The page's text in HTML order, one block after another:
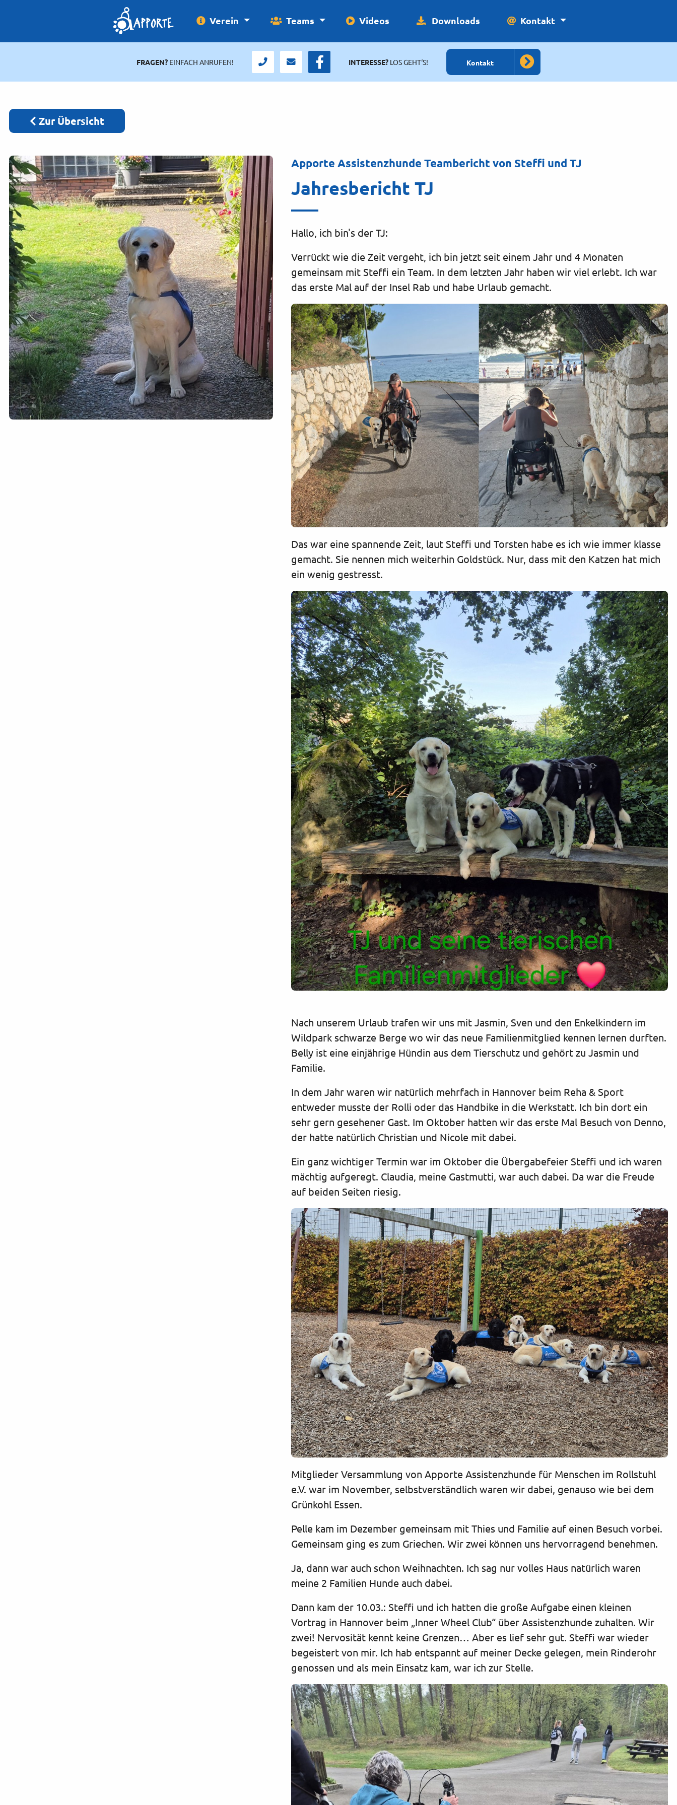
Verein Teams Videos Downloads Kontakt
FRAGEN? EINFACH ANRUFEN! INTERESSE? LOS GEHT‘S! Kontakt
Zurück zur Übersicht
Zur Übersicht
Apporte Assistenzhunde Teambericht von Steffi und TJ
Jahresbericht TJ
Hallo, ich bin's der TJ:
Verrückt wie die Zeit vergeht, ich bin jetzt seit einem Jahr und 4 Monaten
gemeinsam mit Steffi ein Team. In dem letzten Jahr haben wir viel erlebt. Ich war
das erste Mal auf der Insel Rab und habe Urlaub gemacht.
Das war eine spannende Zeit, laut Steffi und Torsten habe es ich wie immer klasse
gemacht. Sie nennen mich weiterhin Goldstück. Nur, dass mit den Katzen hat mich
ein wenig gestresst.
Nach unserem Urlaub trafen wir uns mit Jasmin, Sven und den Enkelkindern im
Wildpark schwarze Berge wo wir das neue Familienmitglied kennen lernen durften.
Belly ist eine einjährige Hündin aus dem Tierschutz und gehört zu Jasmin und
Familie.
In dem Jahr waren wir natürlich mehrfach in Hannover beim Reha & Sport
entweder musste der Rolli oder das Handbike in die Werkstatt. Ich bin dort ein
sehr gern gesehener Gast. Im Oktober hatten wir das erste Mal Besuch von Denno,
der hatte natürlich Christian und Nicole mit dabei.
Ein ganz wichtiger Termin war im Oktober die Übergabefeier Steffi und ich waren
mächtig aufgeregt. Claudia, meine Gastmutti, war auch dabei. Da war die Freude
auf beiden Seiten riesig.
Mitglieder Versammlung von Apporte Assistenzhunde für Menschen im Rollstuhl
e.V. war im November, selbstverständlich waren wir dabei, genauso wie bei dem
Grünkohl Essen.
Pelle kam im Dezember gemeinsam mit Thies und Familie auf einen Besuch vorbei.
Gemeinsam ging es zum Griechen. Wir zwei können uns hervorragend benehmen.
Ja, dann war auch schon Weihnachten. Ich sag nur volles Haus natürlich waren
meine 2 Familien Hunde auch dabei.
Dann kam der 10.03.: Steffi und ich hatten die große Aufgabe einen kleinen
Vortrag in Hannover beim „Inner Wheel Club“ über Assistenzhunde zuhalten. Wir
zwei! Nervosität kennt keine Grenzen… Aber es lief sehr gut. Steffi war wieder
begeistert von mir. Ich hab entspannt auf meiner Decke gelegen, mein Rinderohr
genossen und als mein Einsatz kam, war ich zur Stelle.